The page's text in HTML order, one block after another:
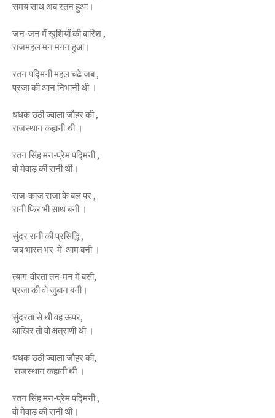
समय साथ अब रतन हुआ।
जन-जन में खुशियों की बारिश ,
राजमहल मन मगन हुआ।
रतन पद्मिनी महल चढे जब ,
प्रजा की आन निभानी थी ।
धधक उठी ज्वाला जौहर की ,
राजस्थान कहानी थी ।
रतन सिंह मन-प्रेम पद्मिनी ,
वो मेवाड़ की रानी थी।
राज-काज राजा के बल पर ,
रानी फिर भी साथ बनी ।
सुंदर रानी की प्रसिद्धि ,
जब भारत भर में आम बनी ।
त्याग-वीरता तन-मन में बसी,
प्रजा की वो जुबान बनी।
सुंदरता से थी वह ऊपर,
आखिर तो वो क्षत्राणी थी ।
धधक उठी ज्वाला जौहर की,
राजस्थान कहानी थी ।
रतन सिंह मन-प्रेम पद्मिनी ,
वो मेवाड़ की रानी थी।